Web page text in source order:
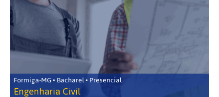
Formiga-MG • Bacharel • Presencial
Engenharia Civil